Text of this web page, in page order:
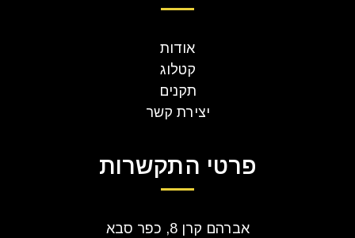
אודות
קטלוג
תקנים
יצירת קשר
פרטי התקשרות
אברהם קרן 8, כפר סבא